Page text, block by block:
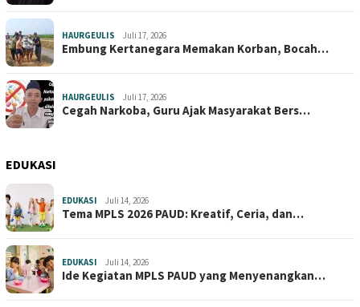
HAURGEULIS Juli 17, 2026
Embung Kertanegara Memakan Korban, Bocah…
HAURGEULIS Juli 17, 2026
Cegah Narkoba, Guru Ajak Masyarakat Bers…
EDUKASI
EDUKASI Juli 14, 2026
Tema MPLS 2026 PAUD: Kreatif, Ceria, dan…
EDUKASI Juli 14, 2026
Ide Kegiatan MPLS PAUD yang Menyenangkan…